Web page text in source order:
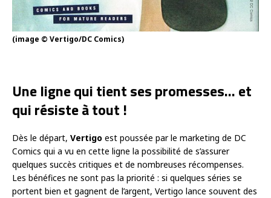
(image © Vertigo/DC Comics)
Une ligne qui tient ses promesses… et
qui résiste à tout !
Dès le départ, Vertigo est poussée par le marketing de DC
Comics qui a vu en cette ligne la possibilité de s’assurer
quelques succès critiques et de nombreuses récompenses.
Les bénéfices ne sont pas la priorité : si quelques séries se
portent bien et gagnent de l’argent, Vertigo lance souvent des